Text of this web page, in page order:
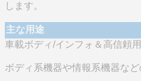
します。
主な用途
車載ボディ/インフォ＆高信頼用
ボディ系機器や情報系機器な